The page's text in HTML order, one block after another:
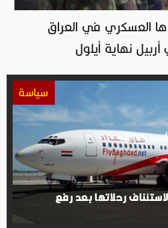
العسكري في العراق
نهاية أيلول
سياسة
رحلاتها بعد رفع